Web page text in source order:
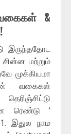
வகைகள் &
இருந்ததோட
சின்ன மற்றும்
முக்கியமா
வகைகள்
ரெண்டு ‘
இதுல நாம